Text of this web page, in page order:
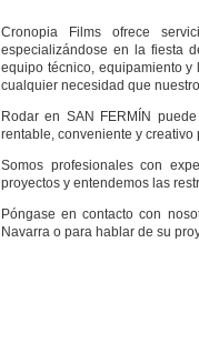
Cronopia Films ofrece
especializándose en la fiesta
equipo técnico, equipamiento
cualquier necesidad que
Rodar en SAN FERMÍN
rentable, conveniente y
Somos profesionales con
proyectos y entendemos las
Póngase en contacto con
Navarra o para hablar de su